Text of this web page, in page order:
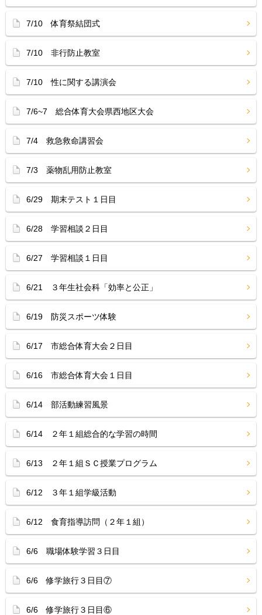
7/10 体育祭結団式
7/10 非行防止教室
7/10 性に関する講演会
7/6~7 総合体育大会県西地区大会
7/4 救急救命講習会
7/3 薬物乱用防止教室
6/29 期末テスト１日目
6/28 学習相談２日目
6/27 学習相談１日目
6/21 ３年生社会科「効率と公正」
6/19 防災スポーツ体験
6/17 市総合体育大会２日目
6/16 市総合体育大会１日目
6/14 部活動練習風景
6/14 ２年１組総合的な学習の時間
6/13 ２年１組ＳＣ授業プログラム
6/12 ３年１組学級活動
6/12 食育指導訪問（２年１組）
6/6 職場体験学習３日目
6/6 修学旅行３日目⑦
6/6 修学旅行３日目⑥